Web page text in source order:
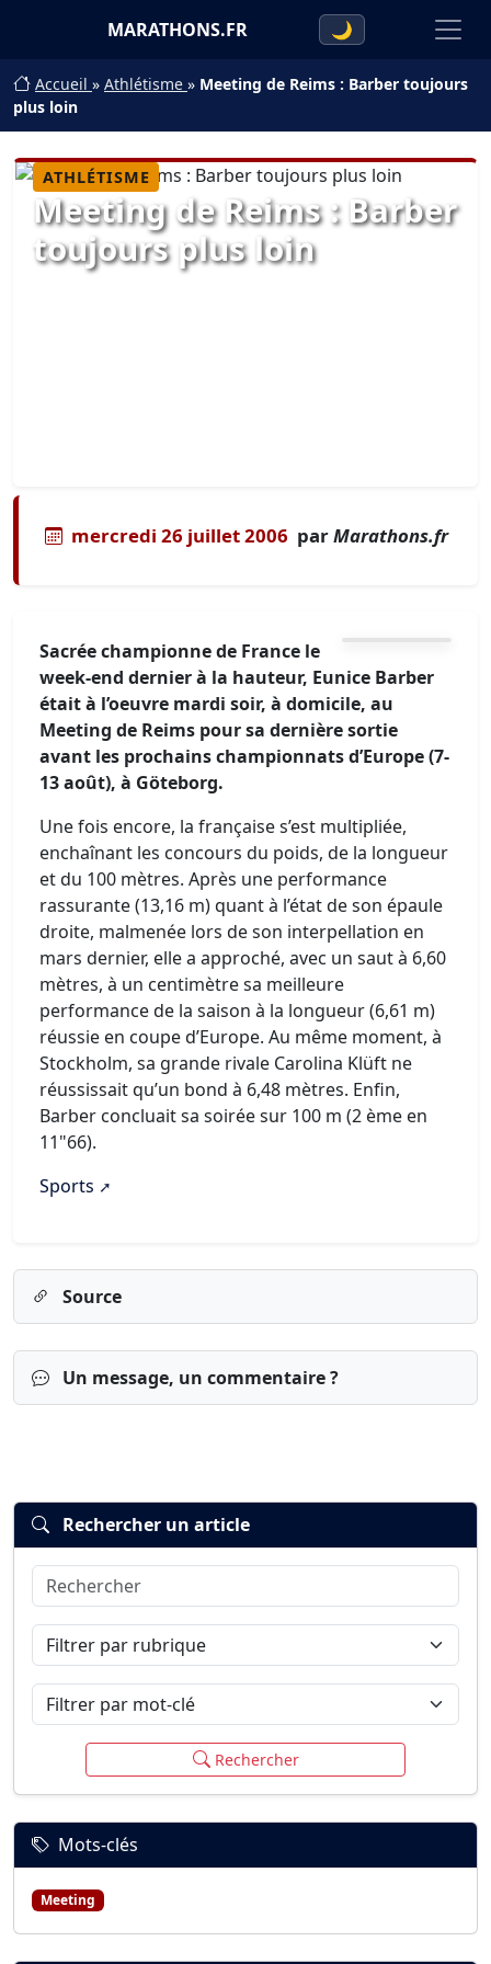
MARATHONS.FR 🌙
Accueil » Athlétisme » Meeting de Reims : Barber toujours
plus loin
ATHLÉTISME
Meeting de Reims : Barber
toujours plus loin
mercredi 26 juillet 2006 parMarathons.fr
Sacrée championne de France le
week-end dernier à la hauteur, Eunice Barber
était à l’oeuvre mardi soir, à domicile, au
Meeting de Reims pour sa dernière sortie
avant les prochains championnats d’Europe (7-
13 août), à Göteborg.
Une fois encore, la française s’est multipliée,
enchaînant les concours du poids, de la longueur
et du 100 mètres. Après une performance
rassurante (13,16 m) quant à l’état de son épaule
droite, malmenée lors de son interpellation en
mars dernier, elle a approché, avec un saut à 6,60
mètres, à un centimètre sa meilleure
performance de la saison à la longueur (6,61 m)
réussie en coupe d’Europe. Au même moment, à
Stockholm, sa grande rivale Carolina Klüft ne
réussissait qu’un bond à 6,48 mètres. Enfin,
Barber concluait sa soirée sur 100 m (2 ème en
11"66).
Sports
Source
Un message, un commentaire ?
Connexion
Rechercher un article
Rechercher
Filtrer par rubrique
Filtrer par mot-clé
Rechercher
Mots-clés
Meeting